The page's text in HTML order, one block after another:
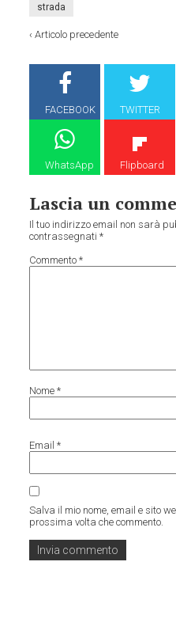
strada
‹Articolo precedente
FACEBOOK TWITTER
WhatsApp Flipboard
Lascia un
Il tuo indirizzo email non sarà
contrassegnati*
Commento*
Nome*
Email*
Salva il mio nome, email e sito
prossima volta che commento.